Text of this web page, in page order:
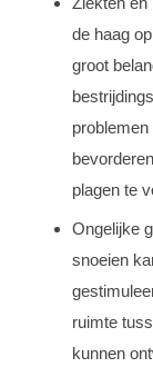
de haag
groot
plagen te
Ongelijke
snoeien
ruimte
kunnen